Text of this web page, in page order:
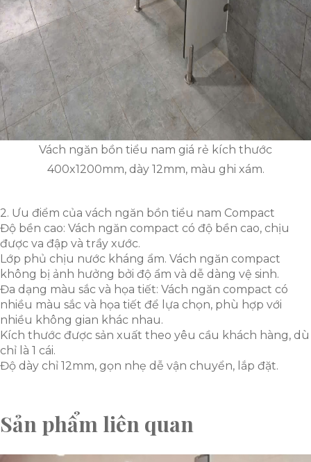
Vách ngăn bồn tiểu nam giá rẻ kích thước
400x1200mm, dày 12mm, màu ghi xám.
2. Ưu điểm của vách ngăn bồn tiểu nam Compact
Độ bền cao: Vách ngăn compact có độ bền cao, chịu
được va đập và trầy xước.
Lớp phủ chịu nước kháng ẩm. Vách ngăn compact
không bị ảnh hưởng bởi độ ẩm và dễ dàng vệ sinh.
Đa dạng màu sắc và họa tiết: Vách ngăn compact có
nhiều màu sắc và họa tiết để lựa chọn, phù hợp với
nhiều không gian khác nhau.
Kích thước được sản xuất theo yêu cầu khách hàng, dù
chỉ là 1 cái.
Độ dày chỉ 12mm, gọn nhẹ dễ vận chuyển, lắp đặt.
Sản phẩm liên quan